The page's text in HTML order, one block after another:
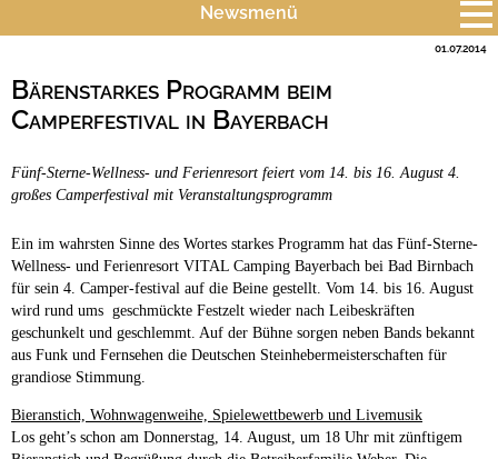
Ganzjährig geöffnet
Newsmenü
Campingplätze
Touristik
Bärenstarkes Programm beim
Camperfestival in Bayerbach
01.07.2014
Fünf-Sterne-Wellness- und Ferienresort feiert vom 14. bis 16. August 4.
großes Camperfestival mit Veranstaltungsprogramm
Ein im wahrsten Sinne des Wortes starkes Programm hat das Fünf-Sterne-
Wellness- und Ferienresort VITAL Camping Bayerbach bei Bad Birnbach
für sein 4. Camper-festival auf die Beine gestellt. Vom 14. bis 16. August
wird rund ums geschmückte Festzelt wieder nach Leibeskräften
geschunkelt und geschlemmt. Auf der Bühne sorgen neben Bands bekannt
aus Funk und Fernsehen die Deutschen Steinhebermeisterschaften für
grandiose Stimmung.
Bieranstich, Wohnwagenweihe, Spielewettbewerb und Livemusik
Los geht’s schon am Donnerstag, 14. August, um 18 Uhr mit zünftigem